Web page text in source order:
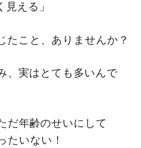
える」
たこと、ありませんか？
、実はとても多いんで
だ年齢のせいにして
たいない！